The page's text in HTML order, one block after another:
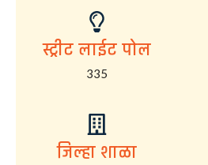
स्ट्रीट लाईट पोल
335
जिल्हा शाळा